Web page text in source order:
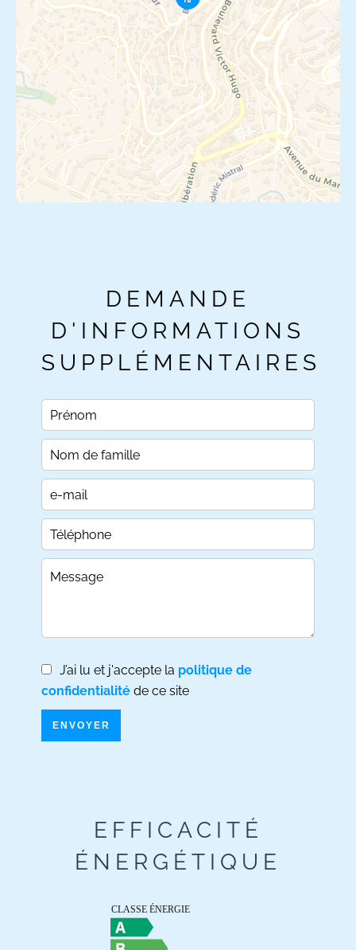
DEMANDE
D'INFORMATIONS
SUPPLÉMENTAIRES
J’ai lu et j'accepte la politique de
confidentialité de ce site
ENVOYER
EFFICACITÉ
ÉNERGÉTIQUE